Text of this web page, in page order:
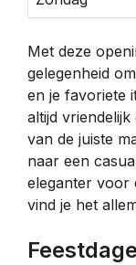
Met deze
gelegenheid
en je favoriete
altijd
van de juiste
naar een
eleganter voor
vind je het